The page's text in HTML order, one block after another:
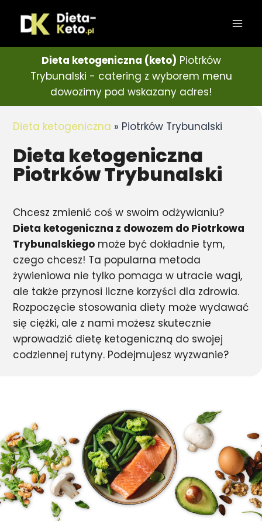
Dieta ketogeniczna (keto) Piotrków
Trybunalski - catering z wyborem menu
dowozimy pod wskazany adres!
Dieta ketogeniczna » Piotrków Trybunalski
Dieta ketogeniczna
Piotrków Trybunalski
Chcesz zmienić coś w swoim odżywianiu?
Dieta ketogeniczna z dowozem do Piotrkowa
Trybunalskiego może być dokładnie tym,
czego chcesz! Ta popularna metoda
żywieniowa nie tylko pomaga w utracie wagi,
ale także przynosi liczne korzyści dla zdrowia.
Rozpoczęcie stosowania diety może wydawać
się ciężki, ale z nami możesz skutecznie
wprowadzić dietę ketogeniczną do swojej
codziennej rutyny. Podejmujesz wyzwanie?